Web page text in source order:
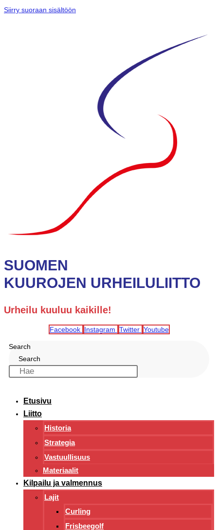
Siirry suoraan sisältöön
SUOMEN
KUUROJEN URHEILULIITTO
Urheilu kuuluu kaikille!
Facebook Instagram Twitter Youtube
Search
Search
Etusivu
Liitto
Historia
Strategia
Vastuullisuus
Materiaalit
Kilpailu ja valmennus
Lajit
Curling
Frisbeegolf